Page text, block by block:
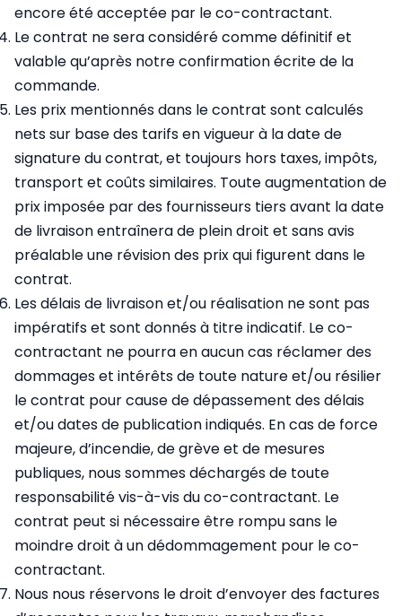
encore été acceptée par le co-contractant.
Le contrat ne sera considéré comme définitif et
valable qu’après notre confirmation écrite de la
commande.
Les prix mentionnés dans le contrat sont calculés
nets sur base des tarifs en vigueur à la date de
signature du contrat, et toujours hors taxes, impôts,
transport et coûts similaires. Toute augmentation de
prix imposée par des fournisseurs tiers avant la date
de livraison entraînera de plein droit et sans avis
préalable une révision des prix qui figurent dans le
contrat.
Les délais de livraison et/ou réalisation ne sont pas
impératifs et sont donnés à titre indicatif. Le co-
contractant ne pourra en aucun cas réclamer des
dommages et intérêts de toute nature et/ou résilier
le contrat pour cause de dépassement des délais
et/ou dates de publication indiqués. En cas de force
majeure, d’incendie, de grève et de mesures
publiques, nous sommes déchargés de toute
responsabilité vis-à-vis du co-contractant. Le
contrat peut si nécessaire être rompu sans le
moindre droit à un dédommagement pour le co-
contractant.
Nous nous réservons le droit d’envoyer des factures